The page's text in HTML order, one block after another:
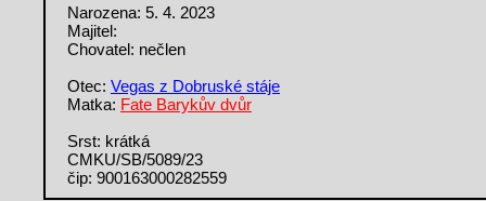
Narozena: 5. 4. 2023
Majitel:
Chovatel: nečlen
Otec: Vegas z Dobruské stáje
Matka: Fate Barykův dvůr
Srst: krátká
CMKU/SB/5089/23
čip: 900163000282559